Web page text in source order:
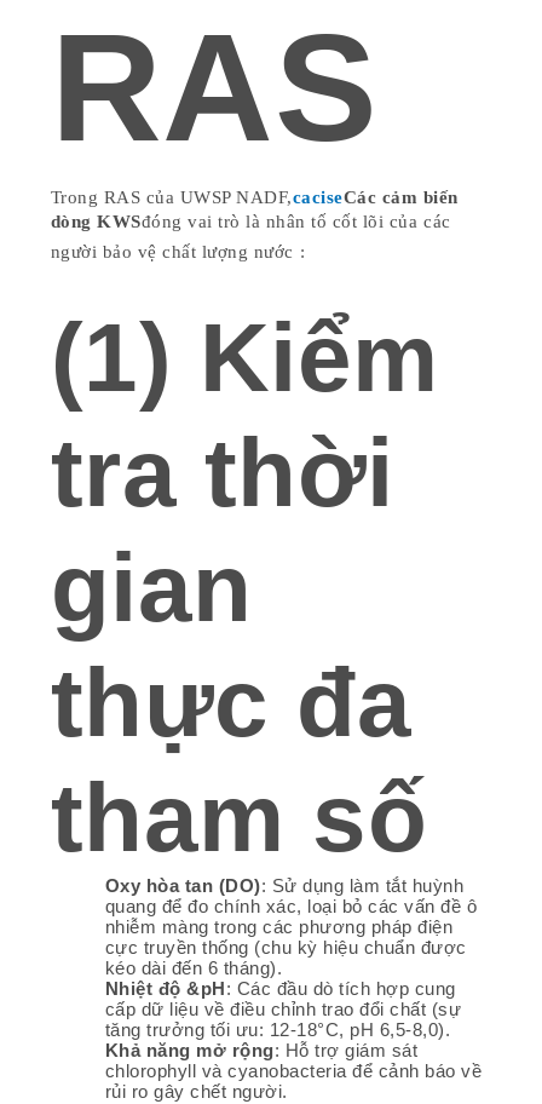
RAS
Trong RAS của UWSP NADF,caciseCác cảm biến
dòng KWSđóng vai trò là nhân tố cốt lõi của các
người bảo vệ chất lượng nước :
(1) Kiểm
tra thời
gian
thực đa
tham số
Oxy hòa tan (DO): Sử dụng làm tắt huỳnh
quang để đo chính xác, loại bỏ các vấn đề ô
nhiễm màng trong các phương pháp điện
cực truyền thống (chu kỳ hiệu chuẩn được
kéo dài đến 6 tháng).
Nhiệt độ &pH: Các đầu dò tích hợp cung
cấp dữ liệu về điều chỉnh trao đổi chất (sự
tăng trưởng tối ưu: 12-18°C, pH 6,5-8,0).
Khả năng mở rộng: Hỗ trợ giám sát
chlorophyll và cyanobacteria để cảnh báo về
rủi ro gây chết người.